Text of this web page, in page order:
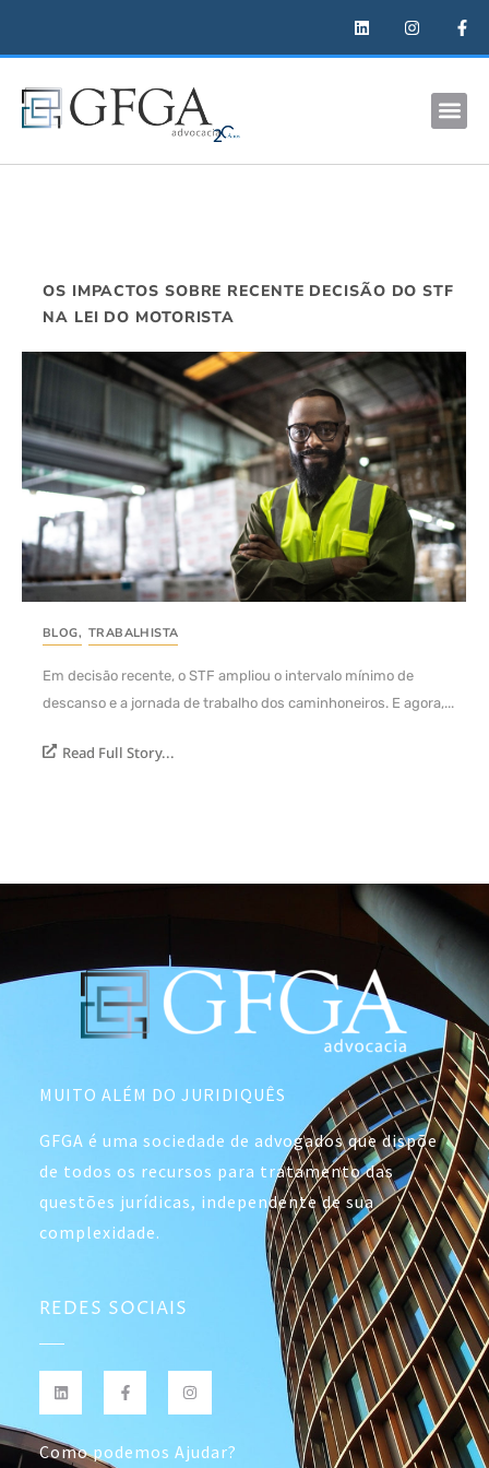
OS IMPACTOS SOBRE RECENTE DECISÃO DO STF
NA LEI DO MOTORISTA
BLOG, TRABALHISTA
Em decisão recente, o STF ampliou o intervalo mínimo de
descanso e a jornada de trabalho dos caminhoneiros. E agora,...
Read Full Story...
MUITO ALÉM DO JURIDIQUÊS
GFGA é uma sociedade de advogados que dispõe
de todos os recursos para tratamento das
questões jurídicas, independente de sua
complexidade.
REDES SOCIAIS
Como podemos Ajudar?